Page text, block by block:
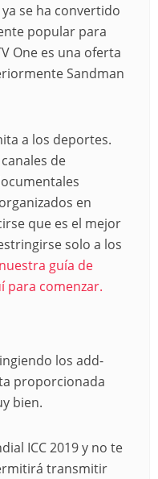
se ha convertido
popular para
One es una oferta
Sandman
a los deportes.
de
en
que es el mejor
solo a los
guía de
para comenzar.
los add-
proporcionada
bien.
ICC 2019 y no te
transmitir